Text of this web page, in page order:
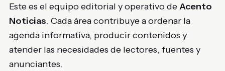
Este es el equipo editorial y operativo deAcento
Noticias. Cada área contribuye a ordenar la
agenda informativa, producir contenidos y
atender las necesidades de lectores, fuentes y
anunciantes.